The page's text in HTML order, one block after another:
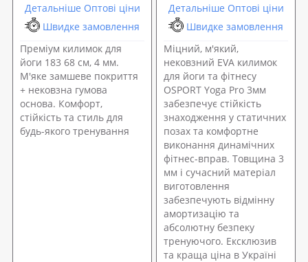
Детальніше Оптові ціни
Швидке замовлення
Преміум килимок для
йоги 183 68 см, 4 мм.
М'яке замшеве покриття
+ нековзна гумова
основа. Комфорт,
стійкість та стиль для
будь-якого тренування
Детальніше Оптові ціни
Швидке замовлення
Міцний, м'який,
нековзний EVA килимок
для йоги та фітнесу
OSPORT Yoga Pro 3мм
забезпечує стійкість
знаходження у статичних
позах та комфортне
виконання динамічних
фітнес-вправ. Товщина 3
мм і сучасний матеріал
виготовлення
забезпечують відмінну
амортизацію та
абсолютну безпеку
тренуючого. Ексклюзив
та краща ціна в Україні